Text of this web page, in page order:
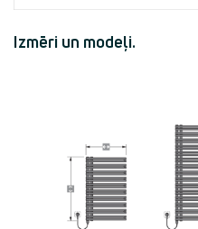
Izmēri un modeļi.